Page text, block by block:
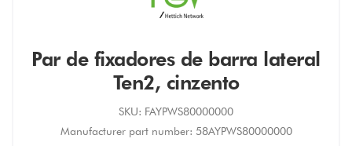
Par de fixadores de barra lateral
Ten2, cinzento
SKU: FAYPWS80000000
Manufacturer part number: 58AYPWS80000000